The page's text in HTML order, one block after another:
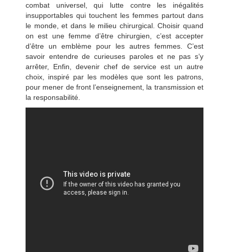
combat universel, qui lutte contre les inégalités
insupportables qui touchent les femmes partout dans
le monde, et dans le milieu chirurgical. Choisir quand
on est une femme d’être chirurgien, c’est accepter
d’être un emblème pour les autres femmes. C’est
savoir entendre de curieuses paroles et ne pas s’y
arrêter, Enfin, devenir chef de service est un autre
choix, inspiré par les modèles que sont les patrons,
pour mener de front l’enseignement, la transmission et
la responsabilité.